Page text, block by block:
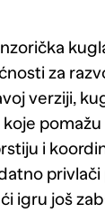
za
verziji,
pomažu
i
privlači
igru još